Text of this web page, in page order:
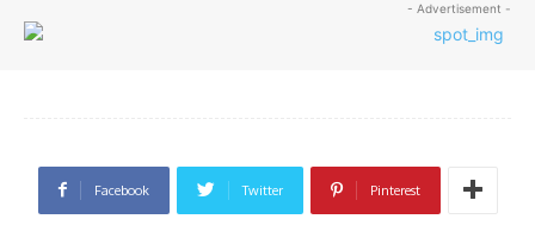
- Advertisement -
Facebook Twitter Pinterest